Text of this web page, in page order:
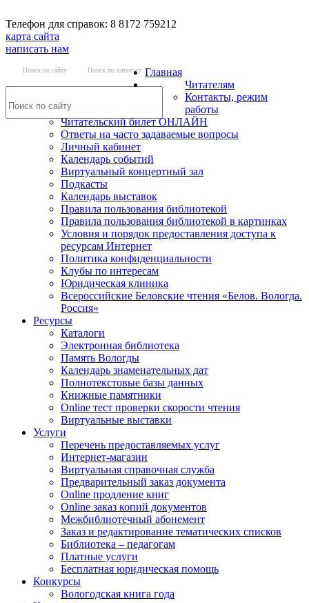
Телефон для справок: 8 8172 759212
карта сайта
написать нам
Поиск по сайту Поиск по каталогу Главная
Читателям
Контакты, режим
работы
Читательский билет ОНЛАЙН
Ответы на часто задаваемые вопросы
Личный кабинет
Календарь событий
Виртуальный концертный зал
Подкасты
Календарь выставок
Правила пользования библиотекой
Правила пользования библиотекой в картинках
Условия и порядок предоставления доступа к
ресурсам Интернет
Политика конфиденциальности
Клубы по интересам
Юридическая клиника
Всероссийские Беловские чтения «Белов. Вологда.
Россия»
Ресурсы
Каталоги
Электронная библиотека
Память Вологды
Календарь знаменательных дат
Полнотекстовые базы данных
Книжные памятники
Online тест проверки скорости чтения
Виртуальные выставки
Услуги
Перечень предоставляемых услуг
Интернет-магазин
Виртуальная справочная служба
Предварительный заказ документа
Online продление книг
Online заказ копий документов
Межбиблиотечный абонемент
Заказ и редактирование тематических списков
Библиотека – педагогам
Платные услуги
Бесплатная юридическая помощь
Конкурсы
Вологодская книга года